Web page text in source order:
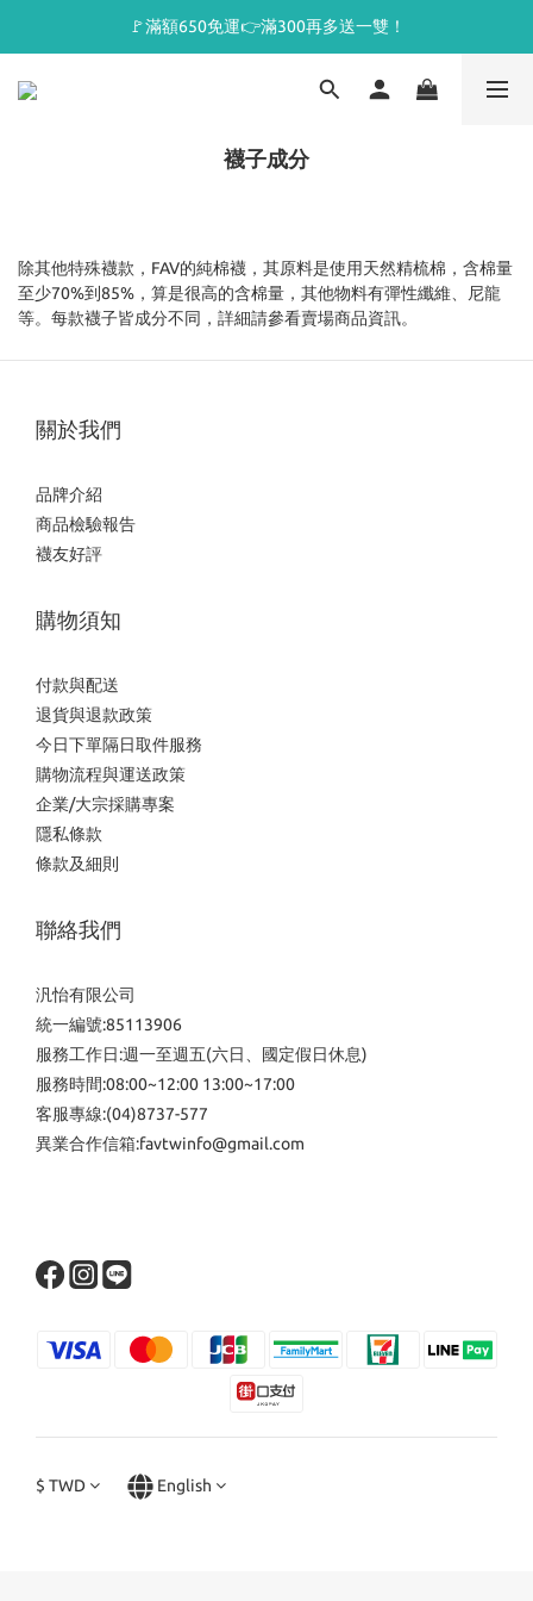
🚩滿額650免運👉滿300再多送一雙！
襪子成分
除其他特殊襪款，FAV的純棉襪，其原料是使用天然精梳棉，含棉量
至少70%到85%，算是很高的含棉量，其他物料有彈性纖維、尼龍
等。每款襪子皆成分不同，詳細請參看賣場商品資訊。
關於我們
品牌介紹
商品檢驗報告
襪友好評
購物須知
付款與配送
退貨與退款政策
今日下單隔日取件服務
購物流程與運送政策
企業/大宗採購專案
隱私條款
條款及細則
聯絡我們
汎怡有限公司
統一編號:85113906
服務工作日:週一至週五(六日、國定假日休息)
服務時間:08:00~12:00 13:00~17:00
客服專線:(04)8737-577
異業合作信箱:favtwinfo@gmail.com
$ TWD English